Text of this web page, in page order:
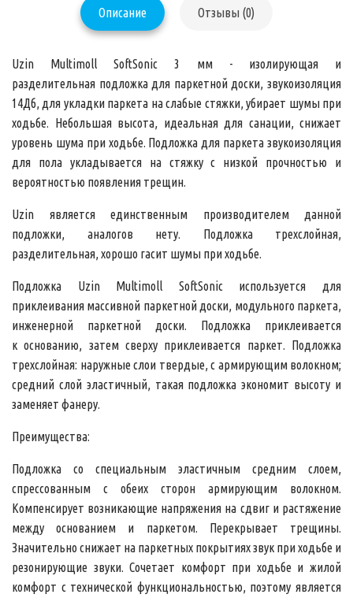
Описание Отзывы (0)
Uzin Multimoll SoftSonic 3 мм- изолирующая и
разделительная подложка для паркетной доски , звукоизоляция
14Дб, для укладки паркета на слабые стяжки, убирает шумы при
ходьбе. Небольшая высота, идеальная для санации, снижает
уровень шума при ходьбе. Подложка для паркета звукоизоляция
для полаукладывается на стяжку с низкой прочностью и
вероятностью появления трещин.
Uzin является единственным производителем данной
подложки, аналогов нету. Подложка трехслойная,
разделительная, хорошо гасит шумы при ходьбе.
Подложка Uzin Multimoll SoftSonic используется для
приклеивания массивной паркетной доски, модульного паркета,
инженерной паркетной доски. Подложка приклеивается
к основанию, затем сверху приклеивается паркет. Подложка
трехслойная: наружные слои твердые, с армирующим волокном;
средний слой эластичный, такая подложка экономит высоту и
заменяет фанеру.
Преимущества:
Подложка со специальным эластичным средним слоем,
спрессованным с обеих сторон армирующим волокном.
Компенсирует возникающие напряжения на сдвиг и растяжение
между основанием и паркетом. Перекрывает трещины.
Значительно снижает на паркетных покрытиях звук при ходьбе и
резонирующие звуки. Сочетает комфорт при ходьбе и жилой
комфорт с технической функциональностью, поэтому является